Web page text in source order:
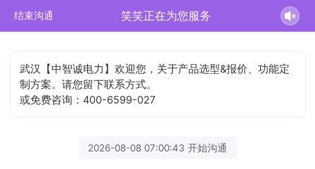
结束沟通 笑笑正在为您服务
武汉【中智诚电力】欢迎您，关于产品选型&报价、功能定
制方案。请您留下联系方式。
或免费咨询：400-6599-027
2026-08-08 07:00:43 开始沟通